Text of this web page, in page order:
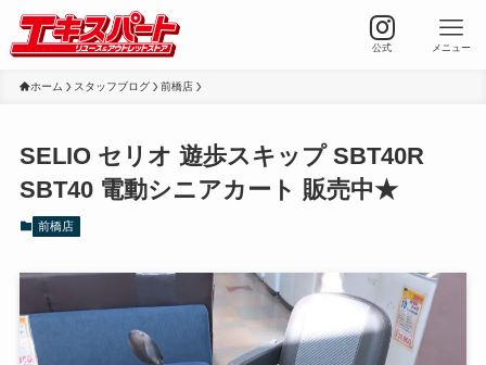
公式 メニュー
ホーム スタッフブログ 前橋店
SELIO セリオ 遊歩スキップ SBT40R
SBT40 電動シニアカート 販売中★
前橋店